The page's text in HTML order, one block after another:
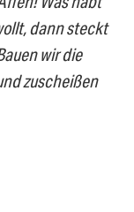
dann steckt
wir die
zuscheißen